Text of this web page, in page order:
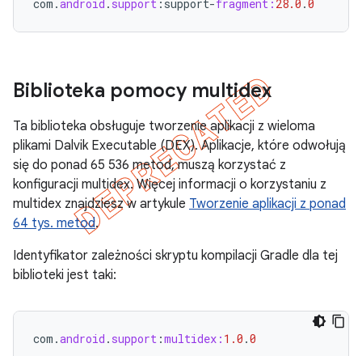
com .android . support : support-fragment: 28.0 .0
Biblioteka pomocy multidex
Ta biblioteka obsługuje tworzenie aplikacji z wieloma
plikami Dalvik Executable (DEX). Aplikacje, które odwołują
się do ponad 65 536 metod, muszą korzystać z
konfiguracji multidex. Więcej informacji o korzystaniu z
multidex znajdziesz w artykule Tworzenie aplikacji z ponad
64 tys. metod.
Identyfikator zależności skryptu kompilacji Gradle dla tej
biblioteki jest taki:
com .android . support :multidex: 1.0 .0